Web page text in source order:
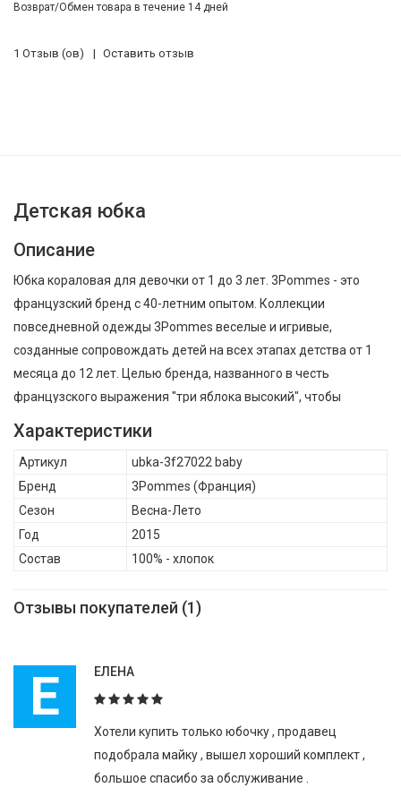
Возврат/Обмен товара в течение 14 дней
1 Отзыв (ов) Оставить отзыв
Детская юбка
Описание
Юбка кораловая для девочки от 1 до 3 лет. 3Pommes - это
французский бренд с 40-летним опытом. Коллекции
повседневной одежды 3Pommes веселые и игривые,
созданные сопровождать детей на всех этапах детства от 1
месяца до 12 лет. Целью бренда, названного в честь
французского выражения "три яблока высокий", чтобы
Благодаря широкой цветовой палитре и ряда тканей,
оригинальным принтам и модным кроям, 3 Pommes остается
верен своему руководящему принципу: максимальная
креативность, минимальная цена., 3Pommes Детская юбка
для малыша ubka-3f27022 , Весна-Лето, Состав: 100% - хлопок
Характеристики
Артикул
ubka-3f27022 baby
Бренд
3Pommes (Франция)
Сезон
Весна-Лето
Год
2015
Состав
100% - хлопок
Отзывы покупателей (1)
Е ЕЛЕНА
Хотели купить только юбочку , продавец
подобрала майку , вышел хороший комплект ,
большое спасибо за обслуживание .